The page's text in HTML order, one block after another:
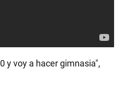
y voy a hacer gimnasia",